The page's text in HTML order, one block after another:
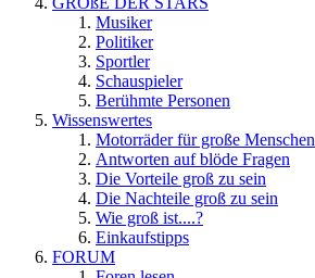
Musiker
Politiker
Sportler
Schauspieler
Berühmte Personen
Wissenswertes
Motorräder für große Menschen
Antworten auf blöde Fragen
Die Vorteile groß zu sein
Die Nachteile groß zu sein
Wie groß ist....?
Einkaufstipps
FORUM